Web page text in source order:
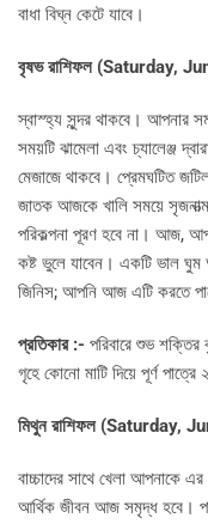
বাধা বিঘ্ন কেটে যাবে।
বৃষভ রাশিফল (Saturday,
স্বাস্হ্য সুন্দর থাকবে। আপনার
সময়টি ঝামেলা এবং চ্যালেঞ্জ
মেজাজে থাকবে। প্রেমঘটিত
জাতক আজকে খালি সময়ে
পরিকল্পনা পূরণ হবে না। আজ,
কষ্ট ভুলে যাবেন। একটি ভাল ঘুম
জিনিস; আপনি আজ এটি করতে
প্রতিকার :- পরিবারে শুভ
গৃহে কোনো মাটি দিয়ে পূর্ণ
মিথুন রাশিফল (Saturday,
বাচ্চাদের সাথে খেলা আপনাকে
আর্থিক জীবন আজ সমৃদ্ধ হবে।